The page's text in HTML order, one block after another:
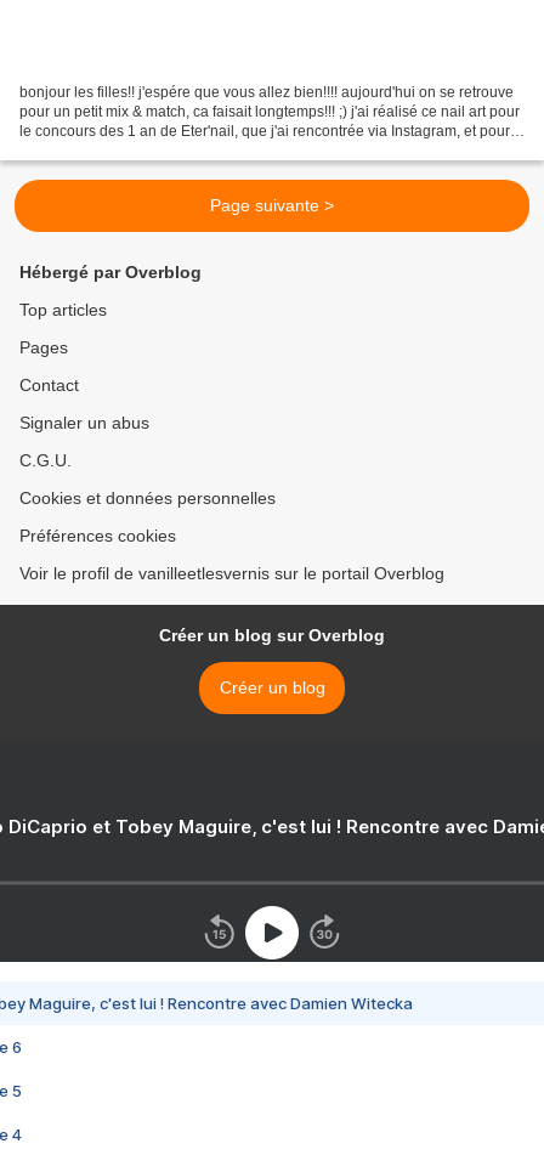
bonjour les filles!! j'espére que vous allez bien!!!! aujourd'hui on se retrouve
pour un petit mix & match, ca faisait longtemps!!! ;) j'ai réalisé ce nail art pour
le concours des 1 an de Eter'nail, que j'ai rencontrée via Instagram, et pour
Page suivante >
Hébergé par Overblog
Top articles
Pages
Contact
Signaler un abus
C.G.U.
Cookies et données personnelles
Préférences cookies
Voir le profil de vanilleetlesvernis sur le portail Overblog
Créer un blog sur Overblog
Créer un blog
DiCaprio et Tobey Maguire, c'est lui ! Rencontre avec
Maguire, c'est lui ! Rencontre avec Damien Witecka
6
5
4